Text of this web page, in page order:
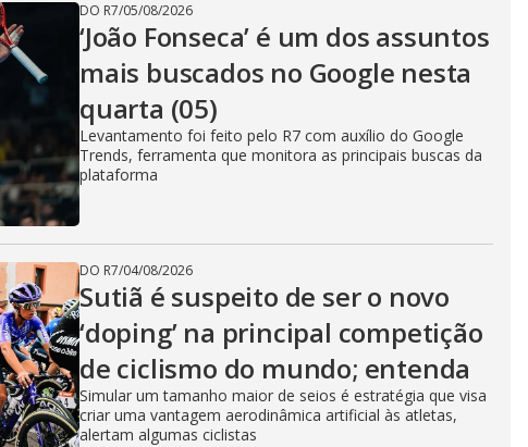
DO R7/05/08/2026
‘João Fonseca’ é um dos assuntos
mais buscados no Google nesta
quarta (05)
Levantamento foi feito pelo R7 com auxílio do Google
Trends, ferramenta que monitora as principais buscas da
plataforma
DO R7/04/08/2026
Sutiã é suspeito de ser o novo
‘doping’ na principal competição
de ciclismo do mundo; entenda
Simular um tamanho maior de seios é estratégia que visa
criar uma vantagem aerodinâmica artificial às atletas,
alertam algumas ciclistas